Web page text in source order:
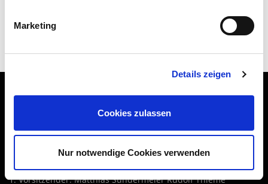
Marketing
Details zeigen
Cookies zulassen
Nur notwendige Cookies verwenden
Streitbeilegung in der Bau- und Immobilienwirtschaft e. V.
1. Vorsitzender: Matthias Sundermeier Rudolf Thieme